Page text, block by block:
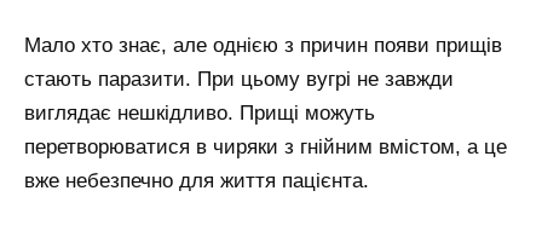
Мало хто знає, але однією з причин появи прищів
стають паразити. При цьому вугрі не завжди
виглядає нешкідливо. Прищі можуть
перетворюватися в чиряки з гнійним вмістом, а це
вже небезпечно для життя пацієнта.